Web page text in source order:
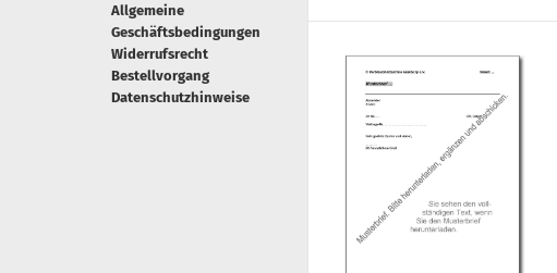
Allgemeine
Geschäftsbedingungen
Widerrufsrecht
Bestellvorgang
Datenschutzhinweise